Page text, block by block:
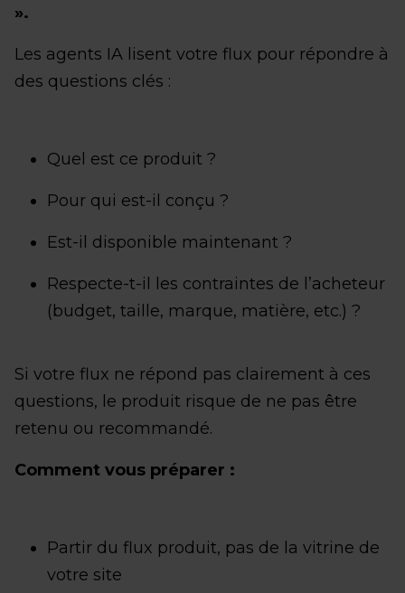
».
Les agents IA lisent votre flux pour répondre à
des questions clés :
Quel est ce produit ?
Pour qui est-il conçu ?
Est-il disponible maintenant ?
Respecte-t-il les contraintes de l’acheteur
(budget, taille, marque, matière, etc.) ?
Si votre flux ne répond pas clairement à ces
questions, le produit risque de ne pas être
retenu ou recommandé.
Comment vous préparer :
Partir du flux produit, pas de la vitrine de
votre site